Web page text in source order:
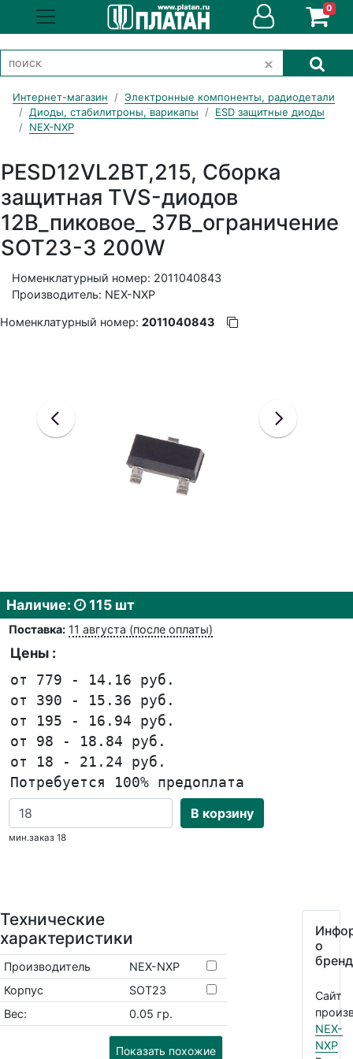
0
Интернет-магазин
Электронные компоненты, радиодетали
Диоды, стабилитроны, варикапы
ESD защитные диоды
NEX-NXP
PESD12VL2BT,215, Сборка
защитная TVS-диодов
12В_пиковое_ 37В_ограничение
SOT23-3 200W
Номенклатурный номер: 2011040843
Производитель: NEX-NXP
Номенклатурный номер: 2011040843
Наличие: 115 шт
Поставка: 11 августа (после оплаты)
Цены :
от 779 - 14.16 руб.
от 390 - 15.36 руб.
от 195 - 16.94 руб.
от 98 - 18.84 руб.
от 18 - 21.24 руб.
Потребуется 100% предоплата
В корзину
мин.заказ 18
Технические
характеристики
Производитель
NEX-NXP
Корпус
SOT23
Вес:
0.05 гр.
Показать похожие
о
Сайт
NEX-
NXP